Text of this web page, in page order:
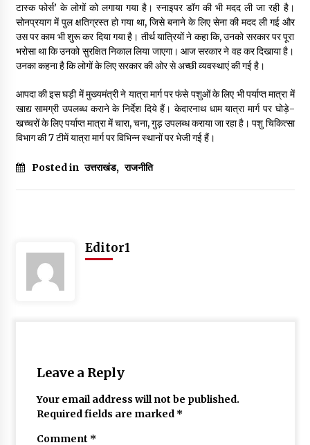
Thought Of The Day 10 May
May 10, 2022
May 9, 2022
टास्क फोर्स’ के लोगों को लगाया गया है। स्नाइपर डॉग की भी मदद ली जा रही है।
सोनप्रयाग में पुल क्षतिग्रस्त हो गया था, जिसे बनाने के लिए सेना की मदद ली गई और
उस पर काम भी शुरू कर दिया गया है। तीर्थ यात्रियों ने कहा कि, उनको सरकार पर पूरा
भरोसा था कि उनको सुरक्षित निकाल लिया जाएगा। आज सरकार ने वह कर दिखाया है।
उनका कहना है कि लोगों के लिए सरकार की ओर से अच्छी व्यवस्थाएं की गई है।
आपदा की इस घड़ी में मुख्यमंत्री ने यात्रा मार्ग पर फंसे पशुओं के लिए भी पर्याप्त मात्रा में
खाद्य सामग्री उपलब्ध कराने के निर्देश दिये हैं। केदारनाथ धाम यात्रा मार्ग पर घोड़े-
खच्चरों के लिए पर्याप्त मात्रा में चारा, चना, गुड़ उपलब्ध कराया जा रहा है। पशु चिकित्सा
विभाग की 7 टीमें यात्रा मार्ग पर विभिन्न स्थानों पर भेजी गई हैं।
Posted in उत्तराखंड, राजनीति
Editor1
Leave a Reply
Your email address will not be published.
Required fields are marked *
Comment *